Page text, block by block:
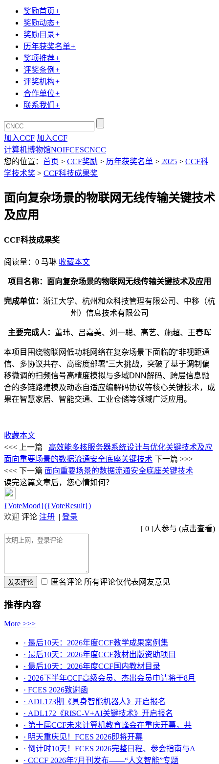
奖励首页+
奖励动态+
奖励目录+
历年获奖名单+
奖项推荐+
评奖条例 +
评奖机构+
合作单位+
联系我们 +
加入CCF 加入CCF
计算机博物馆NOIFCESCNCC
您的位置： 首页 > CCF奖励 > 历年获奖名单 > 2025 > CCF科
学技术奖 > CCF科技成果奖
面向复杂场景的物联网无线传输关键技术
及应用
CCF科技成果奖
阅读量： 0 马琳 收藏本文
项目名称：面向复杂场景的物联网无线传输关键技术及应用
完成单位： 浙江大学、杭州和众科技管理有限公司、中移（杭
州）信息技术有限公司
主要完成人： 董玮、吕嘉美、刘一聪、高艺、施超、王春晖
本项目围绕物联网低功耗网络在复杂场景下面临的“非视距通
信、多协议共存、高密度部署”三大挑战，突破了基于调制偏
移微调的扫频信号高精度模拟与多域DNN解码、跨层信息融
合的多链路建模及动态自适应编解码协议等核心关键技术，成
果在智慧家居、智能交通、工业仓储等领域广泛应用。
收藏本文
<<< 上一篇
高效能多核服务器系统设计与优化关键技术及应
面向重要场景的数据流通安全底座关键技术 下一篇 >>>
<<< 下一篇 面向重要场景的数据流通安全底座关键技术
读完这篇文章后，您心情如何？
{VoteMood}({VoteResult})
欢迎 评论 注册 | 登录
[ 0 ]人参与 (点击查看)
匿名评论 所有评论仅代表网友意见
推荐内容
More >>>
· 最后10天：2026年度CCF教学成果案例集
· 最后10天：2026年度CCF教材出版资助项目
· 最后10天：2026年度CCF国内教材目录
· 2026下半年CCF高级会员、杰出会员申请将于8月
· FCES 2026致谢函
· ADL173期《具身智能机器人》开启报名
· ADL172《RISC-V+AI关键技术》开启报名
· 第十届CCF未来计算机教育峰会在重庆开幕，共
· ​明天重庆见！FCES 2026即将开幕
· 倒计时10天！FCES 2026完整日程、参会指南与A
· CCCF 2026年7月刊发布——“人文智能”专题